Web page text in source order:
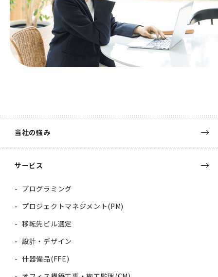
当社の強み
サービス
プログラミング
プロジェクトマネジメント(PM)
移転先ビル選定
設計・デザイン
什器備品(FFE)